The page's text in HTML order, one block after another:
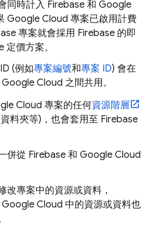
同時計入 Firebase 和 Google
Google Cloud 專案已啟用計費
專案就會採用 Firebase 的即
定價方案。
(例如專案編號和專案 ID) 會在
Google Cloud 之間共用。
Cloud 專案的任何資源階層
料夾等)，也會套用至 Firebase
併從 Firebase 和 Google Cloud
改專案中的資源或資料，
Google Cloud 中的資源或資料也